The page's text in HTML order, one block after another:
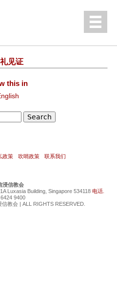
English
见证
this in
政策 吹哨政策 联系我们
浸信教会
Luxasia Building, Singapore 534118 电话.
9400
教会 | ALL RIGHTS RESERVED.